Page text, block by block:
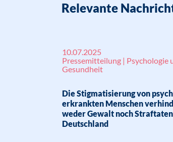
Relevante
10.07.2025
Pressemitteilung | Psychologie
Gesundheit
Die Stigmatisierung von
erkrankten Menschen
weder Gewalt noch
Deutschland